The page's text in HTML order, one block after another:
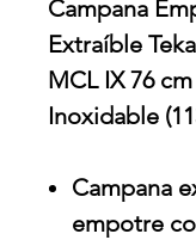
Campana
Extraíble
MCL IX 76
Inoxidable
Campana
empotre